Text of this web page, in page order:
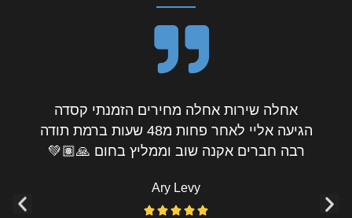
אחלה שירות אחלה מחירים הזמנתי קסדה
הגיעה אליי לאחר פחות מ48 שעות ברמת תודה
רבה חברים אקנה שוב וממליץ בחום 🙏🏽💚
Ary Levy




